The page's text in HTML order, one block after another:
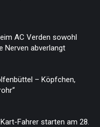
AC Verden sowohl
Nerven abverlangt
– Köpfchen,
Fahrer starten am 28.